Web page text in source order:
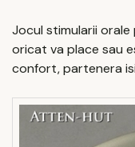
Jocul stimularii
oricat va place sau
confort, partenera